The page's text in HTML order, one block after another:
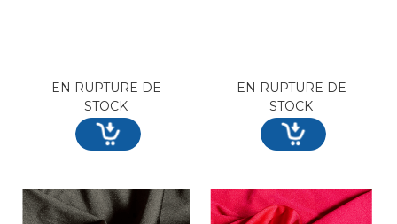
EN RUPTURE DE
STOCK
EN RUPTURE DE
STOCK